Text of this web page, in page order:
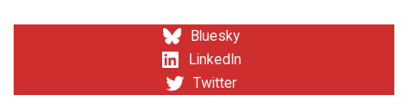
Bluesky
LinkedIn
Twitter